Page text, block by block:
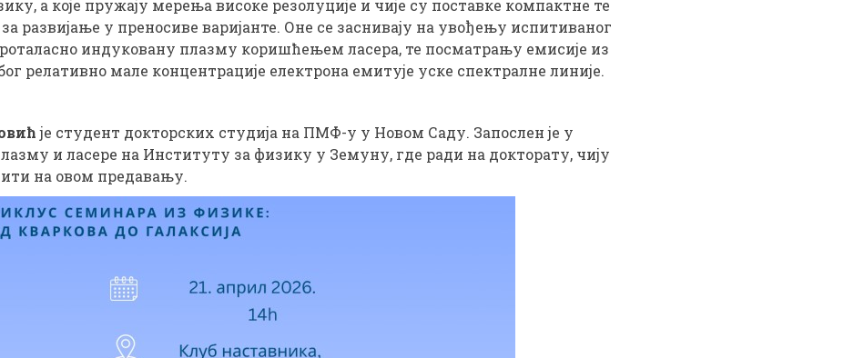
а које пружају мерења високе резолуције и чије су поставке компактне те
развијање у преносиве варијанте. Оне се заснивају на увођењу испитиваног
индуковану плазму коришћењем ласера, те посматрању емисије из
релативно мале концентрације електрона емитује уске спектралне линије.
је студент докторских студија на ПМФ-у у Новом Саду. Запослен је у
и ласере на Институту за физику у Земуну, где ради на докторату, чију
на овом предавању.